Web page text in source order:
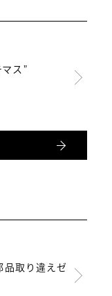
マス”
品取り違えゼ